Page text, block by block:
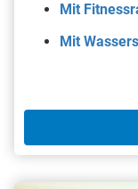
Mit
Mit